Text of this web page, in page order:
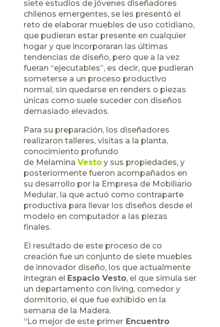
siete estudios de jóvenes diseñadores
chilenos emergentes, se les presentó el
reto de elaborar muebles de uso cotidiano,
que pudieran estar presente en cualquier
hogar y que incorporaran las últimas
tendencias de diseño, pero que a la vez
fueran “ejecutables”, es decir, que pudieran
someterse a un proceso productivo
normal, sin quedarse en renders o piezas
únicas como suele suceder con diseños
demasiado elevados.
Para su preparación, los diseñadores
realizaron talleres, visitas a la planta,
conocimiento profundo
de Melamina Vesto y sus propiedades, y
posteriormente fueron acompañados en
su desarrollo por la Empresa de Mobiliario
Medular, la que actuó como contraparte
productiva para llevar los diseños desde el
modelo en computador a las piezas
finales.
El resultado de este proceso de co
creación fue un conjunto de siete muebles
de innovador diseño, los que actualmente
integran el Espacio Vesto, el que simula ser
un departamento con living, comedor y
dormitorio, el que fue exhibido en la
semana de la Madera.
“Lo mejor de este primer Encuentro